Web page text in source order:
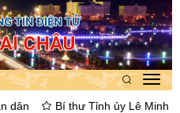
dân Bí thư Tỉnh ủy Lê Minh